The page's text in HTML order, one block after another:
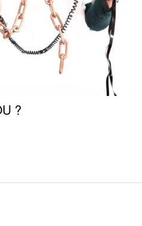
?